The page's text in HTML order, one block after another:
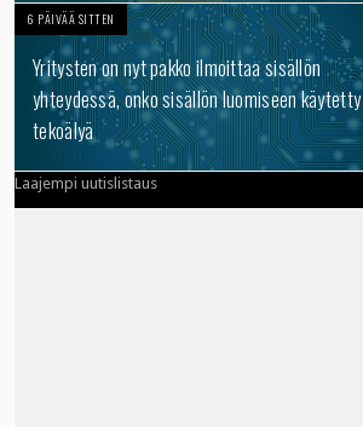
6 PÄIVÄÄ SITTEN
Yritysten on nyt pakko ilmoittaa sisällön
yhteydessä, onko sisällön luomiseen käytetty
tekoälyä
Laajempi uutislistaus